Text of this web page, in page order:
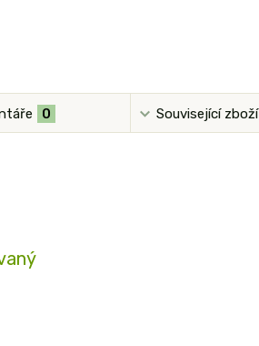
0 Související zboží